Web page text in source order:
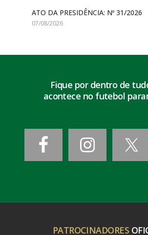
ATO DA PRESIDÊNCIA: Nº 31/2026
07/08/2026
Fique por dentro de
acontece no futebol
PATROCINADORES